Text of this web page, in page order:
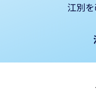
江別を